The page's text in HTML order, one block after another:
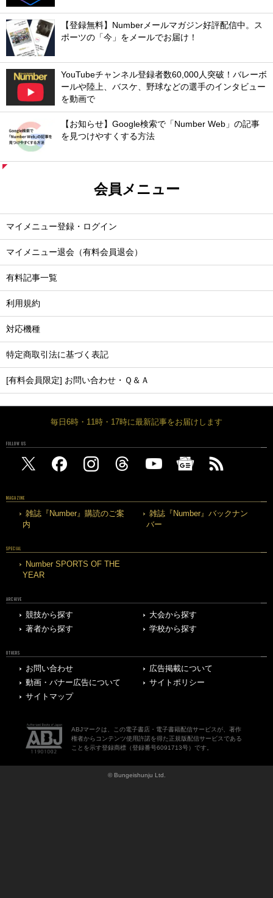
【登録無料】Numberメールマガジン好評配信中。ス
ポーツの「今」をメールでお届け！
YouTubeチャンネル登録者数60,000人突破！バレーボ
ールや陸上、バスケ、野球などの選手のインタビュー
を動画で
【お知らせ】Google検索で「Number Web」の記事
を見つけやすくする方法
会員メニュー
マイメニュー登録・ログイン
マイメニュー退会（有料会員退会）
有料記事一覧
利用規約
対応機種
特定商取引法に基づく表記
[有料会員限定] お問い合わせ・Ｑ＆Ａ
毎日6時・11時・17時に最新記事をお届けします
FOLLOW US
MAGAZINE
雑誌『Number』購読のご案
内
雑誌『Number』バックナン
バー
SPECIAL
Number SPORTS OF THE
YEAR
ARCHIVE
競技から探す
大会から探す
著者から探す
学校から探す
OTHERS
お問い合わせ
広告掲載について
動画・バナー広告について
サイトポリシー
サイトマップ
ABJマークは、この電子書店・電子書籍配信サービスが、著作
権者からコンテンツ使用許諾を得た正規版配信サービスである
ことを示す登録商標（登録番号6091713号）です。
© Bungeishunju Ltd.